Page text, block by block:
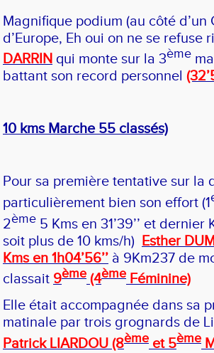
Magnifique podium (au côté d’un
d’Europe, Eh oui on ne se refuse
DARRIN qui monte sur la 3ème
battant son record personnel
10 kms Marche 55 classés)
Pour sa première tentative sur la
particulièrement bien son effort (1
2ème 5 Kms en 31’39’’ et dernier
soit plus de 10 kms/h) Esther
Kms en 1h04’56’’ à 9Km237 de
classait 9ème (4ème Féminine)
Elle était accompagnée dans sa
matinale par trois grognards de
Patrick LIARDOU (8ème et 5ème